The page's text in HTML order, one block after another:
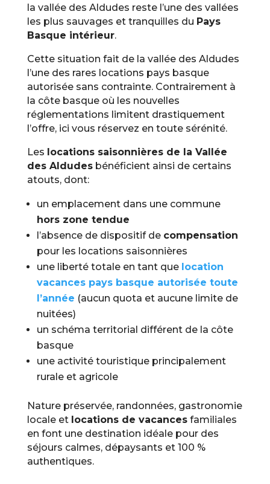
la vallée des Aldudes reste l’une des vallées
les plus sauvages et tranquilles du Pays
Basque intérieur.
Cette situation fait de la vallée des Aldudes
l’une des rares locations pays basque
autorisée sans contrainte. Contrairement à
la côte basque où les nouvelles
réglementations limitent drastiquement
l’offre, ici vous réservez en toute sérénité.
Les locations saisonnières de la Vallée
des Aldudesbénéficient ainsi de certains
atouts, dont:
un emplacement dans une commune
hors zone tendue
l’absence de dispositif de compensation
pour les locations saisonnières
une liberté totale en tant que location
vacances pays basque autorisée toute
l’année (aucun quota et aucune limite de
nuitées)
un schéma territorial différent de la côte
basque
une activité touristique principalement
rurale et agricole
Nature préservée, randonnées, gastronomie
locale et locations de vacancesfamiliales
en font une destination idéale pour des
séjours calmes, dépaysants et 100 %
authentiques.